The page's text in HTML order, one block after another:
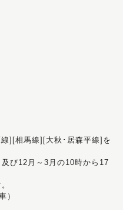
][相馬線][大秋･居森平線]を
び12月～3月の10時から17
）